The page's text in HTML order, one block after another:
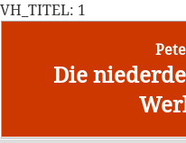
VH_TITEL: 1
Die